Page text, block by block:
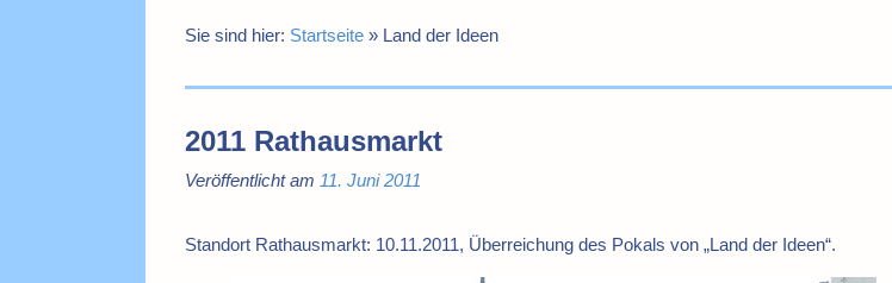
Sie sind hier: Startseite » Land der Ideen
2011 Rathausmarkt
Veröffentlicht am 11. Juni 2011
Standort Rathausmarkt: 10.11.2011, Überreichung des Pokals von „Land der Ideen“.